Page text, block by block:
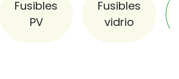
Fusibles
PV
Fusibles
vidrio